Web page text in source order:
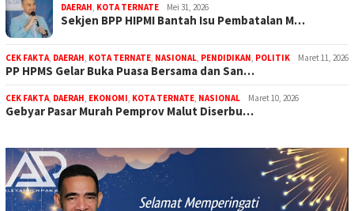
DAERAH, KOTA TERNATE Mei 31, 2026
Sekjen BPP HIPMI Bantah Isu Pembatalan M…
CEK FAKTA, DAERAH, KOTA TERNATE, NASIONAL, PENDIDIKAN, POLITIK Maret 11, 2026
PP HPMS Gelar Buka Puasa Bersama dan San…
CEK FAKTA, DAERAH, EKONOMI, KOTA TERNATE, NASIONAL Maret 10, 2026
Gebyar Pasar Murah Pemprov Malut Diserbu…